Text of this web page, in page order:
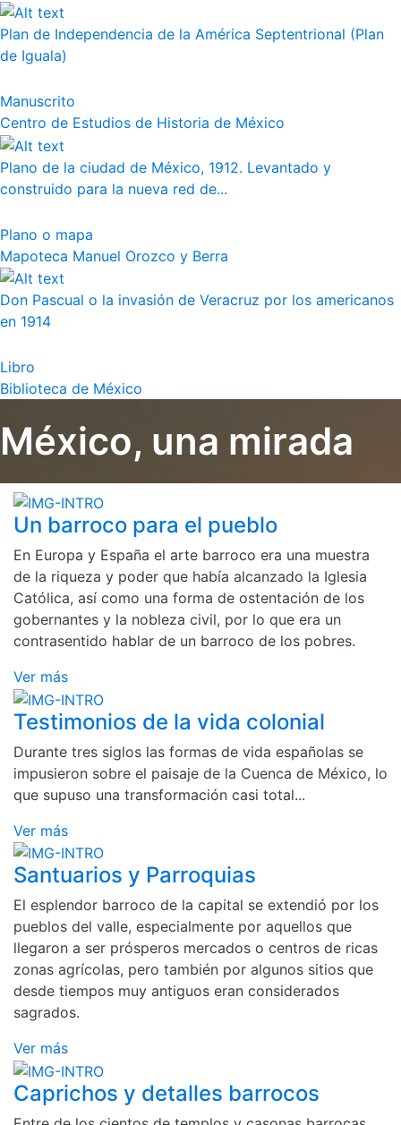
Plan de Independencia de la América Septentrional (Plan
de Iguala)
Manuscrito
Centro de Estudios de Historia de México
Plano de la ciudad de México, 1912. Levantado y
construido para la nueva red de...
Plano o mapa
Mapoteca Manuel Orozco y Berra
Don Pascual o la invasión de Veracruz por los americanos
en 1914
Libro
Biblioteca de México
México, una mirada
Un barroco para el pueblo
En Europa y España el arte barroco era una muestra
de la riqueza y poder que había alcanzado la Iglesia
Católica, así como una forma de ostentación de los
gobernantes y la nobleza civil, por lo que era un
contrasentido hablar de un barroco de los pobres.
Ver más
Testimonios de la vida colonial
Durante tres siglos las formas de vida españolas se
impusieron sobre el paisaje de la Cuenca de México, lo
que supuso una transformación casi total...
Ver más
Santuarios y Parroquias
El esplendor barroco de la capital se extendió por los
pueblos del valle, especialmente por aquellos que
llegaron a ser prósperos mercados o centros de ricas
zonas agrícolas, pero también por algunos sitios que
desde tiempos muy antiguos eran considerados
sagrados.
Ver más
Caprichos y detalles barrocos